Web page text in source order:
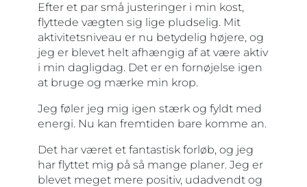
Efter et par små justeringer i min kost,
flyttede vægten sig lige pludselig. Mit
aktivitetsniveau er nu betydelig højere, og
jeg er blevet helt afhængig af at være aktiv
i min dagligdag. Det er en fornøjelse igen
at bruge og mærke min krop.
Jeg føler jeg mig igen stærk og fyldt med
energi. Nu kan fremtiden bare komme an.
Det har været et fantastisk forløb, og jeg
har flyttet mig på så mange planer. Jeg er
blevet meget mere positiv, udadvendt og